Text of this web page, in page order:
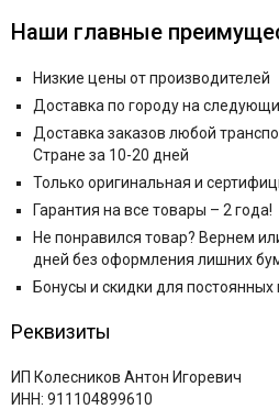
Наши главные
Низкие цены от производителей
Доставка по городу на
Доставка заказов любой
Стране за 10-20 дней
Только оригинальная и
Гарантия на все товары – 2 года!
Не понравился товар? Вернем
дней без оформления лишних
Бонусы и скидки для постоянных
Реквизиты
ИП Колесников Антон Игоревич
ИНН: 911104899610